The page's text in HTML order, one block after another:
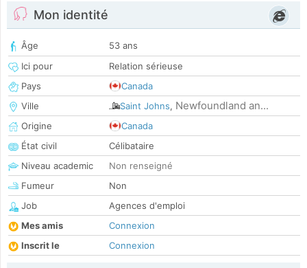
Mon identité
Âge
53 ans
Ici pour
Relation sérieuse
Pays
Canada
Ville
Saint Johns, Newfoundland an...
Origine
Canada
État civil
Célibataire
Niveau academic
Non renseigné
Fumeur
Non
Job
Agences d'emploi
Mes amis
Connexion
Inscrit le
Connexion